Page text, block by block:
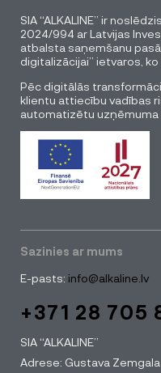
SIA “ALKALINE” ir
2024/994 ar Latvijas
atbalsta saņemšanu
digitalizācijai” ietvaros,
Pēc digitālās
klientu attiecību vadības
automatizētu uzņēmuma
Sazinies ar mums
E-pasts: info@alkaline.lv
+371 28 705
SIA “ALKALINE”
Adrese: Gustava